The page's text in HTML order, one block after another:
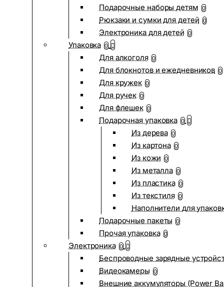
Подарочные наборы детям 0
Рюкзаки и сумки для детей 0
Электроника для детей 0
Упаковка 0
Для алкоголя 0
Для блокнотов и ежедневников 0
Для кружек 0
Для ручек 0
Для флешек 0
Подарочная упаковка 0
Из дерева 0
Из картона 0
Из кожи 0
Из металла 0
Из пластика 0
Из текстиля 0
Наполнители для
Подарочные пакеты 0
Прочая упаковка 0
Электроника 0
Беспроводные зарядные
Видеокамеры 0
Внешние аккумуляторы (Power